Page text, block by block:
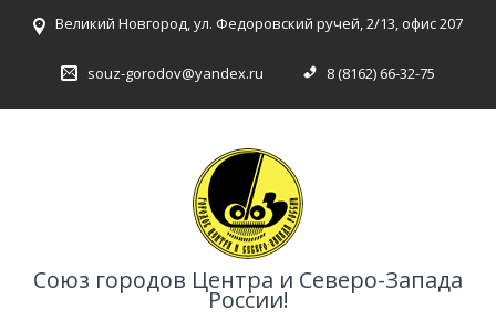
Великий Новгород, ул. Федоровский ручей, 2/13, офис 207
souz-gorodov@yandex.ru 8 (8162) 66-32-75
Союз городов Центра и Северо-Запада
России!